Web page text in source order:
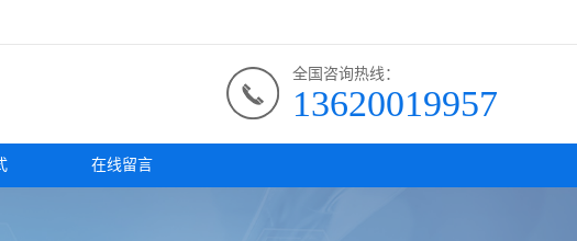
全国咨询热线：
13620019957
在线留言